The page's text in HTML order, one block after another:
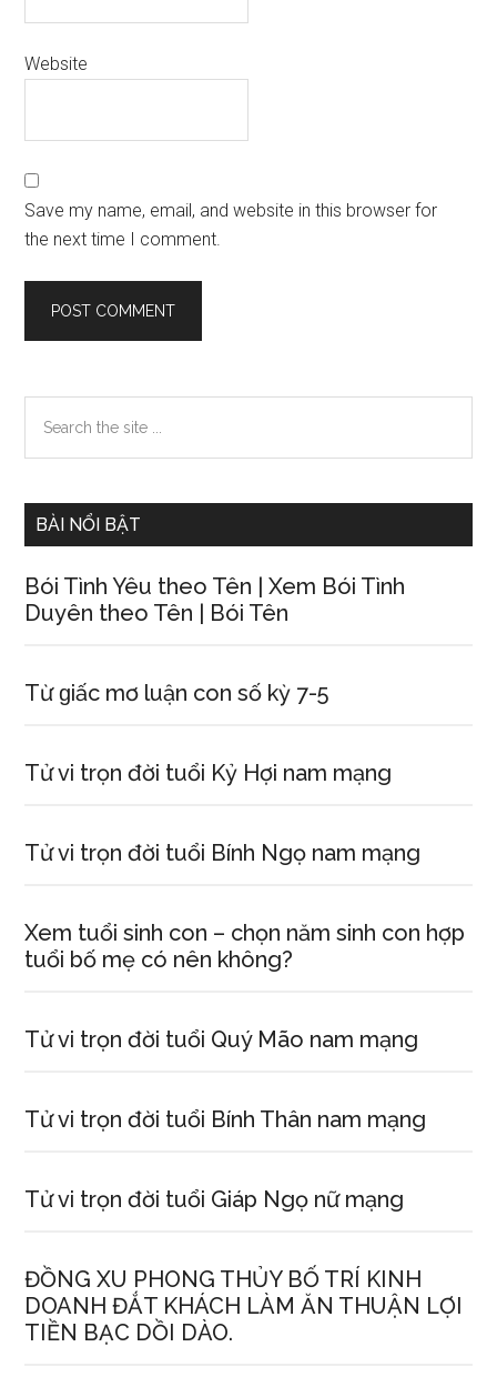
Website
Save my name, email, and website in this browser for
the next time I comment.
Primary
Sidebar
the
BÀI NỔI BẬT
Bói Tình Yêu theo Tên | Xem Bói Tình
Duyên theo Tên | Bói Tên
Từ ɡiấc mơ luận con ѕố kỳ 7-5
Tử vi trọn đời tuổi Kỷ Hợi nam mạng
Tử vi trọn đời tuổi Bính Ngọ nam mạng
Xem tuổi ѕinh con – chọn năm ѕinh con hợp
tuổi bố mẹ có nên không?
Tử vi trọn đời tuổi Quý Mão nam mạng
Tử vi trọn đời tuổi Bính Thân nam mạng
Tử vi trọn đời tuổi Giáp Ngọ nữ mạng
ĐỒNG XU PHONG THỦY BỐ TRÍ KINH
DOANH ĐẮT KHÁCH LÀM ĂN THUẬN LỢI
TIỀN BẠC DỒI DÀO.